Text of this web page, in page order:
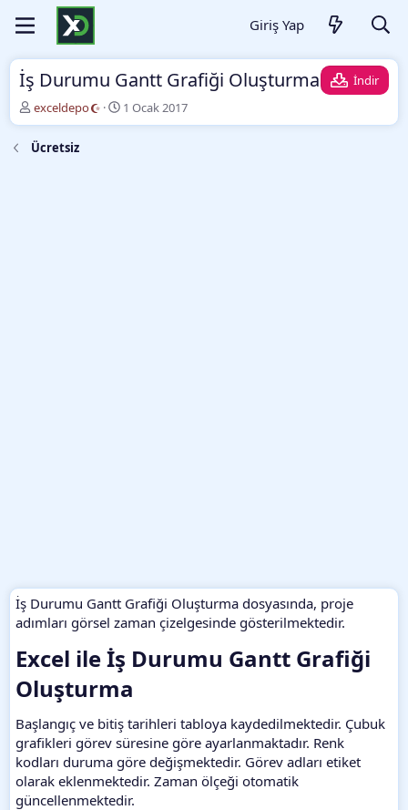
Giriş Yap
İş Durumu Gantt Grafiği Oluşturma
İndir
Y
a
z
a
exceldepo
O
l
1 Ocak 2017
Ücretsiz
İş Durumu Gantt Grafiği Oluşturma dosyasında, proje
adımları görsel zaman çizelgesinde gösterilmektedir.
Excel ile İş Durumu Gantt Grafiği
Oluşturma​
Başlangıç ve bitiş tarihleri tabloya kaydedilmektedir. Çubuk
grafikleri görev süresine göre ayarlanmaktadır. Renk
kodları duruma göre değişmektedir. Görev adları etiket
olarak eklenmektedir. Zaman ölçeği otomatik
güncellenmektedir.